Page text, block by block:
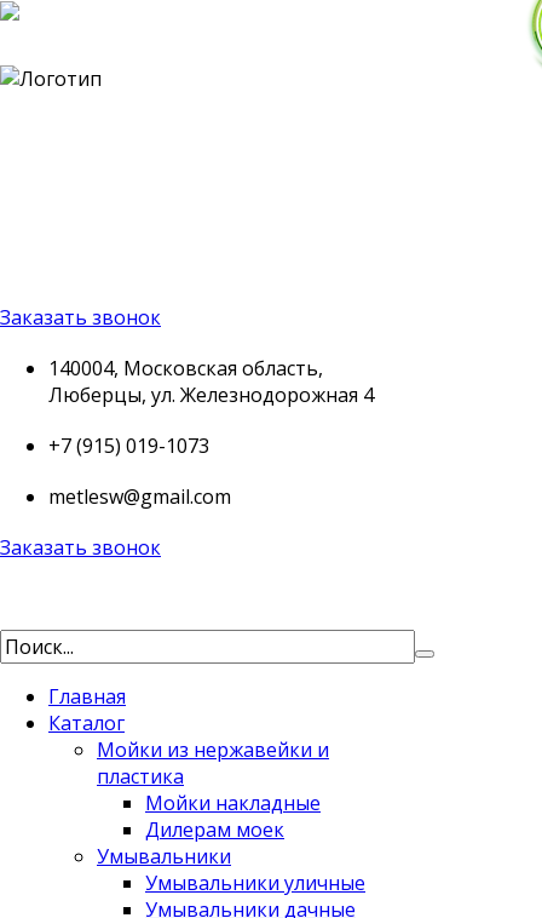
Заказать звонок
140004, Московская область,
Люберцы, ул. Железнодорожная 4
+7 (915) 019-1073
metlesw@gmail.com
Заказать звонок
Главная
Каталог
Мойки из нержавейки и
пластика
Мойки накладные
Дилерам моек
Умывальники
Умывальники уличные
Умывальники дачные